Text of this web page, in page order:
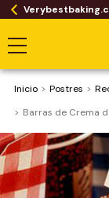
Inicio Postres
Barras de Crema